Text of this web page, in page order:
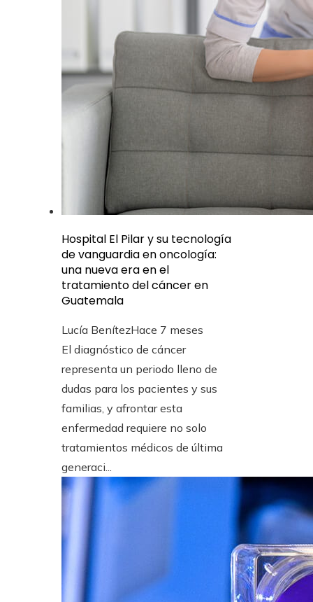
Hospital El Pilar y su tecnología
de vanguardia en oncología:
una nueva era en el
tratamiento del cáncer en
Guatemala
Lucía BenítezHace 7 meses
El diagnóstico de cáncer
representa un periodo lleno de
dudas para los pacientes y sus
familias, y afrontar esta
enfermedad requiere no solo
tratamientos médicos de última
generaci...